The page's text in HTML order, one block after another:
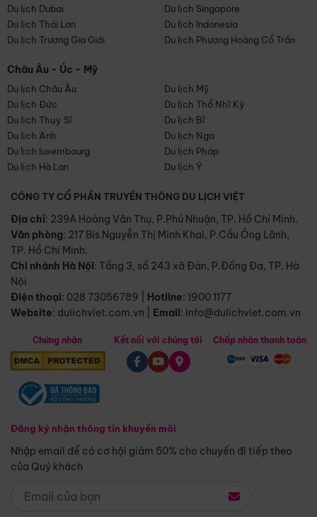
Du lịch Dubai
Du lịch Singapore
Du lịch Thái Lan
Du lịch Indonesia
Du lịch Trương Gia Giới
Du lịch Phượng Hoàng Cổ Trấn
Châu Âu - Úc - Mỹ
Du lịch Châu Âu
Du lịch Mỹ
Du lịch Đức
Du lịch Thổ Nhĩ Kỳ
Du lịch Thụy Sĩ
Du lịch Bỉ
Du lịch Anh
Du lịch Nga
Du lịch luxembourg
Du lịch Pháp
Du lịch Hà Lan
Du lịch Ý
CÔNG TY CỔ PHẦN TRUYỀN THÔNG DU LỊCH VIỆT
Địa chỉ: 239A Hoàng Văn Thụ, P.Phú Nhuận, TP. Hồ Chí Minh.
Văn phòng: 217 Bis Nguyễn Thị Minh Khai, P.Cầu Ông Lãnh,
TP. Hồ Chí Minh.
Chi nhánh Hà Nội: Tầng 3, số 243 xã Đàn, P.Đống Đa, TP. Hà
Nội
Điện thoại: 028 73056789 Hotline: 1900 1177
Website: dulichviet.com.vn Email: info@dulichviet.com.vn
Chứng nhận
Đăng ký nhận thông tin khuyến mãi
Nhập email để có cơ hội giảm 50% cho chuyến đi tiếp theo
của Quý khách
Kết nối với chúng tôi Chấp nhận thanh toán